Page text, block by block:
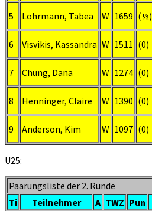
5 Lohrmann, Tabea W 1659 (½)
6 Visvikis, Kassandra W 1511 (0)
7 Chung, Dana W 1274 (0)
8 Henninger, Claire W 1390 (0)
9 Anderson, Kim W 1097 (0)
U25:
Paarungsliste der 2. Runde
Ti
Teilnehmer A TWZ Pun